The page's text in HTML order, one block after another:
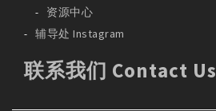
资源中心
辅导处 Instagram
联系我们 Contact Us